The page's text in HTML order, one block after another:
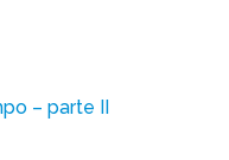
– parte II